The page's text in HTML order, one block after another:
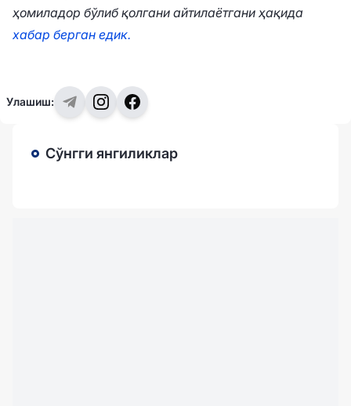
ҳомиладор бўлиб қолгани айтилаётгани ҳақида
хабар берган едик.
Улашиш:
Сўнгги янгиликлар